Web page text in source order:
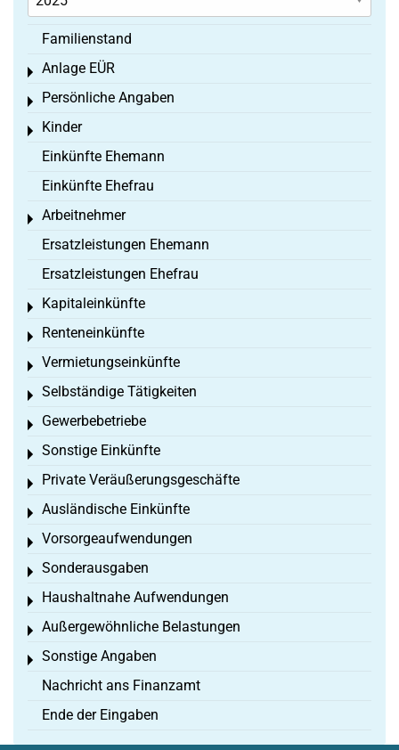
Familienstand
Anlage EÜR
Toggle menu
Persönliche Angaben
Toggle menu
Kinder
Toggle menu
Einkünfte Ehemann
Einkünfte Ehefrau
Arbeitnehmer
Toggle menu
Ersatzleistungen Ehemann
Ersatzleistungen Ehefrau
Kapitaleinkünfte
Toggle menu
Renteneinkünfte
Toggle menu
Vermietungseinkünfte
Toggle menu
Selbständige Tätigkeiten
Toggle menu
Gewerbebetriebe
Toggle menu
Sonstige Einkünfte
Toggle menu
Private Veräußerungsgeschäfte
Toggle menu
Ausländische Einkünfte
Toggle menu
Vorsorgeaufwendungen
Toggle menu
Sonderausgaben
Toggle menu
Haushaltnahe Aufwendungen
Toggle menu
Außergewöhnliche Belastungen
Toggle menu
Sonstige Angaben
Toggle menu
Nachricht ans Finanzamt
Ende der Eingaben